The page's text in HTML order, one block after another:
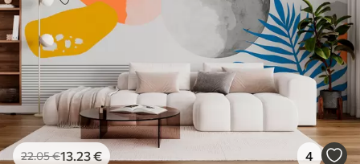
22.05€13 .23€ 4